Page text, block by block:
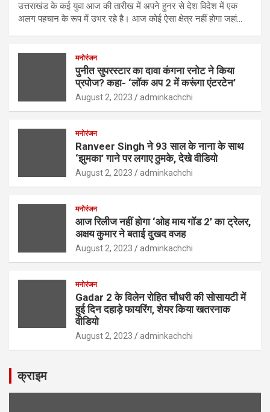
उत्तराखंड के कई युवा आज की तारीख में अपने हुनर से देश विदेश में एक
अलग पहचान के रूप में उभर रहे है। आज कोई ऐसा क्षेत्र नहीं होगा जहां…
मनोरंजन
पुनीत सुपरस्टार का दावा कंगना रनोट ने किया
प्रपोज? कहा- ‘लॉक अप 2 में करूंगा एंटरटेन’
August 2, 2023 adminkachchi
मनोरंजन
Ranveer Singh ने 93 साल के नाना के साथ
‘झुमका’ गाने पर लगाए ठुमके, देखे वीडियो
August 2, 2023 adminkachchi
मनोरंजन
आज रिलीज नहीं होगा ‘ओह माय गॉड 2’ का ट्रेलर,
अक्षय कुमार ने बताई दुखद वजह
August 2, 2023 adminkachchi
मनोरंजन
Gadar 2 के विलेन रोहित चौधरी की सोसायटी में
हुई दिन दहाड़े फायरिंग, शेयर किया खतरनाक
वीडियो
August 2, 2023 adminkachchi
क्राइम